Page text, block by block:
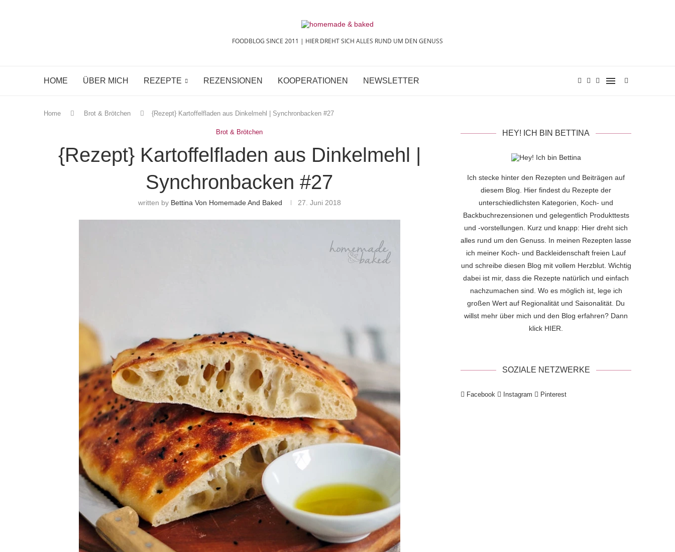
FOODBLOG SINCE 2011 | HIER DREHT SICH ALLES RUND UM DEN GENUSS
HOME ÜBER MICH REZEPTE REZENSIONEN KOOPERATIONEN NEWSLETTER
Home Brot & Brötchen {Rezept} Kartoffelfladen aus Dinkelmehl | Synchronbacken #27
Brot & Brötchen
{Rezept} Kartoffelfladen aus Dinkelmehl |
Synchronbacken #27
written by Bettina Von Homemade And Baked 27. Juni 2018
HEY! ICH BIN BETTINA
Ich stecke hinter den Rezepten und Beiträgen auf
diesem Blog. Hier findest du Rezepte der
unterschiedlichsten Kategorien, Koch- und
Backbuchrezensionen und gelegentlich Produkttests
und -vorstellungen. Kurz und knapp: Hier dreht sich
alles rund um den Genuss. In meinen Rezepten lasse
ich meiner Koch- und Backleidenschaft freien Lauf
und schreibe diesen Blog mit vollem Herzblut. Wichtig
dabei ist mir, dass die Rezepte natürlich und einfach
nachzumachen sind. Wo es möglich ist, lege ich
großen Wert auf Regionalität und Saisonalität. Du
willst mehr über mich und den Blog erfahren? Dann
klick HIER
SOZIALE NETZWERKE
Facebook Instagram Pinterest